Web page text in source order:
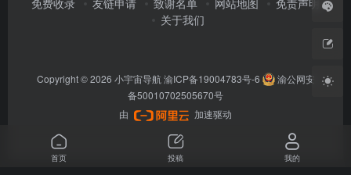
免费收录 友链申请 致谢名单 网站地图
免责声明
关于我们
Copyright © 2026 小宇宙导航 渝ICP备19004783号-6
渝公网安
备50010702505670号
由
加速驱动
首页 投稿 我的